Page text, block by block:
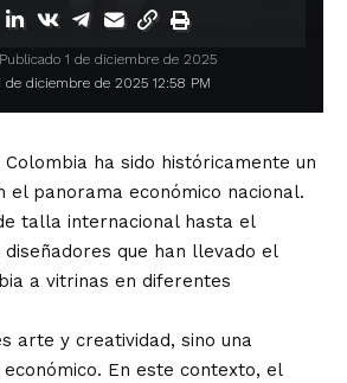
diciembre de 2025 12:58 PM
1 de diciembre de 2025
ha sido históricamente un
el panorama económico nacional.
talla internacional hasta el
que han llevado el
a vitrinas en diferentes
arte y creatividad, sino una
En este contexto, el